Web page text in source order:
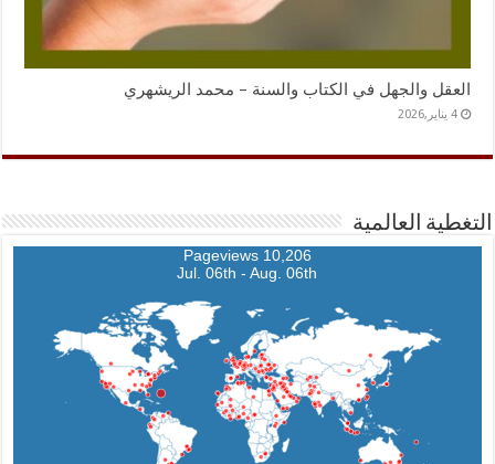
العقل والجهل في الكتاب والسنة – محمد الريشهري
4 يناير,2026
التغطية العالمية
10,206 Pageviews
Jul. 06th - Aug. 06th